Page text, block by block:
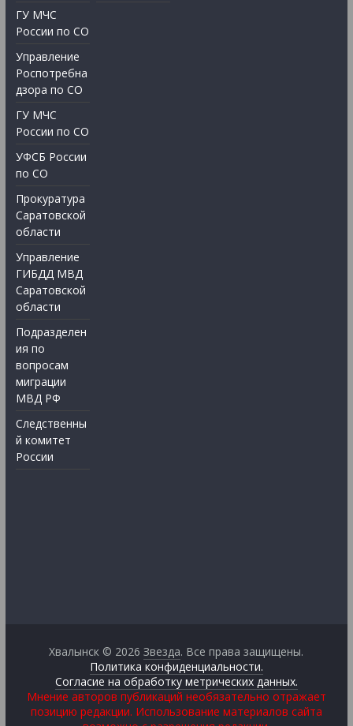
ГУ МЧС
России по СО
Управление
Роспотребна
дзора по СО
ГУ МЧС
России по СО
УФСБ России
по СО
Прокуратура
Саратовской
области
Управление
ГИБДД МВД
Саратовской
области
Подразделен
ия по
вопросам
миграции
МВД РФ
Следственны
й комитет
России
Хвалынск © 2026Звезда. Все права защищены.
Политика конфиденциальности.
Согласие на обработку метрических данных.
Мнение авторов публикаций необязательно отражает
позицию редакции. Использование материалов сайта